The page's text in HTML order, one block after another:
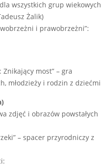
wszystkich grup wiekowych
Żalik)
i prawobrzeżni”:
Znikający most” – gra
młodzieży i rodzin z dziećmi
zdjęć i obrazów powstałych
– spacer przyrodniczy z